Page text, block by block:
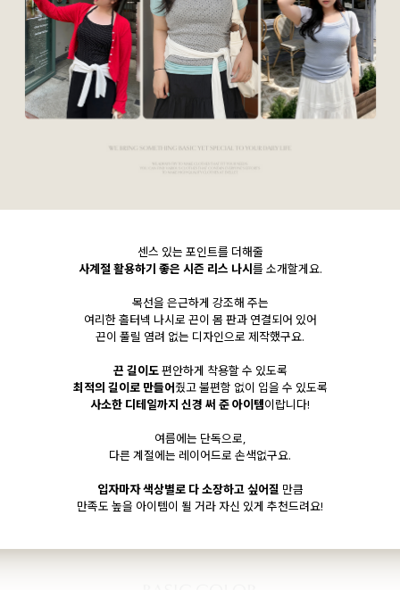
센스 있는 포인트를 더해줄
사계절 활용하기 좋은 시즌 리스 나시를 소개할게요.
목선을 은근하게 강조해 주는
여리한 홀터넥 나시로 끈이 몸 판과 연결되어 있어
끈이 풀릴 염려 없는 디자인으로 제작했구요.
끈 길이도편안하게 착용할 수 있도록
최적의 길이로 만들어줬고 불편함 없이 입을 수 있도록
사소한 디테일까지 신경 써 준 아이템이랍니다!
여름에는 단독으로,
다른 계절에는 레이어드로 손색없구요.
입자마자 색상별로 다 소장하고 싶어질 만큼
만족도 높을 아이템이 될 거라 자신 있게 추천드려요!